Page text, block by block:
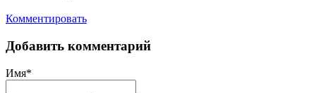
Комментировать
Добавить комментарий
Имя*